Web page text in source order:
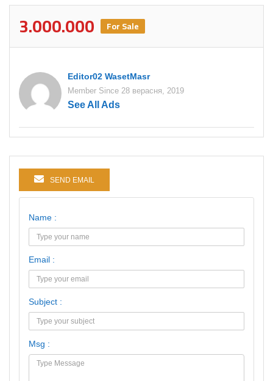
3.000.000 For Sale
Editor02 WasetMasr
Member Since 28 верасня, 2019
See All Ads
SEND EMAIL
Name :
Email :
Subject :
Msg :